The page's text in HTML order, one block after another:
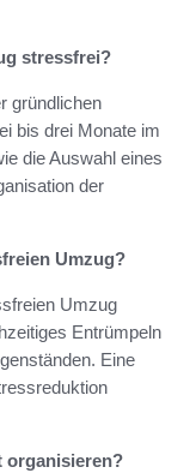
stressfrei?
gründlichen
bis drei Monate im
die Auswahl eines
der
Umzug?
Umzug
Entrümpeln
Eine
organisieren?